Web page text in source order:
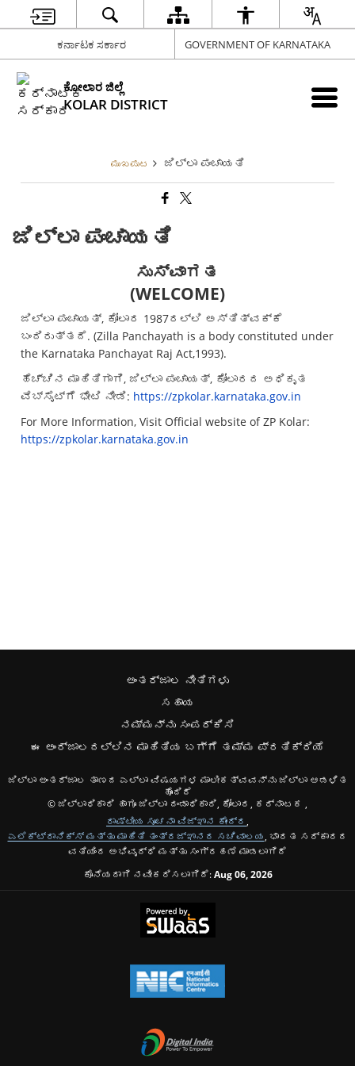
ಕರ್ನಾಟಕ ಸರ್ಕಾರ GOVERNMENT OF KARNATAKA
ಕೋಲಾರ ಜಿಲ್ಲೆ
KOLAR DISTRICT
ಮುಖಪುಟ ಜಿಲ್ಲಾ ಪಂಚಾಯತಿ
ಜಿಲ್ಲಾ ಪಂಚಾಯತಿ
ಸುಸ್ವಾಗತ
(WELCOME)
ಜಿಲ್ಲಾ ಪಂಚಾಯತ್, ಕೋಲಾರ 1987ರಲ್ಲಿ ಅಸ್ತಿತ್ವಕ್ಕೆ
ಬಂದಿರುತ್ತದೆ. (Zilla Panchayath is a body constituted under
the Karnataka Panchayat Raj Act,1993).
ಹೆಚ್ಚಿನ ಮಾಹಿತಿಗಾಗಿ, ಜಿಲ್ಲಾ ಪಂಚಾಯತ್, ಕೋಲಾರದ ಅಧಿಕೃತ
ವೆಬ್‌ಸೈಟ್‌ಗೆ ಭೇಟಿ ನೀಡಿ: https://zpkolar.karnataka.gov.in
For More Information, Visit Official website of ZP Kolar:
https://zpkolar.karnataka.gov.in
ಅಂತರ್ಜಾಲ ನೀತಿಗಳು
ಸಹಾಯ
ನಮ್ಮನ್ನು ಸಂಪರ್ಕಿಸಿ
ಈ ಅಂರ್ಜಾಲದಲ್ಲಿನ ಮಾಹಿತಿಯ ಬಗ್ಗೆ ತಮ್ಮ ಪ್ರತಿಕ್ರಿಯೆ
ಜಿಲ್ಲಾ ಅಂತರ್ಜಾಲ ತಾಣದ ಎಲ್ಲಾ ವಿಷಯಗಳ ಮಾಲೀಕತ್ವವನ್ನು ಜಿಲ್ಲಾ ಆಡಳಿತ
ಹೊಂದಿದೆ
© ಜಿಲ್ಲಾಧಿಕಾರಿ ಹಾಗೂ ಜಿಲ್ಲಾ ದಂಡಾಧಿಕಾರಿ, ಕೋಲಾರ, ಕರ್ನಾಟಕ ,
ರಾಷ್ಟೀಯ ಸೂಚನಾ ವಿಜ್ಞಾನ ಕೇಂದ್ರ
ಎಲೆಕ್ಟ್ರಾನಿಕ್ಸ್ ಮತ್ತು ಮಾಹಿತಿ ತಂತ್ರಜ್ಞಾನದ ಸಚಿವಾಲಯ , ಭಾರತ ಸರ್ಕಾರದ
ವತಿಯಿಂದ ಅಭಿವೃದ್ಧಿ ಮತ್ತು ಸಂಗ್ರಹಣೆ ಮಾಡಲಾಗಿದೆ
ಕೊನೆಯದಾಗಿ ನವೀಕರಿಸಲಾಗಿದೆ:Aug 06, 2026